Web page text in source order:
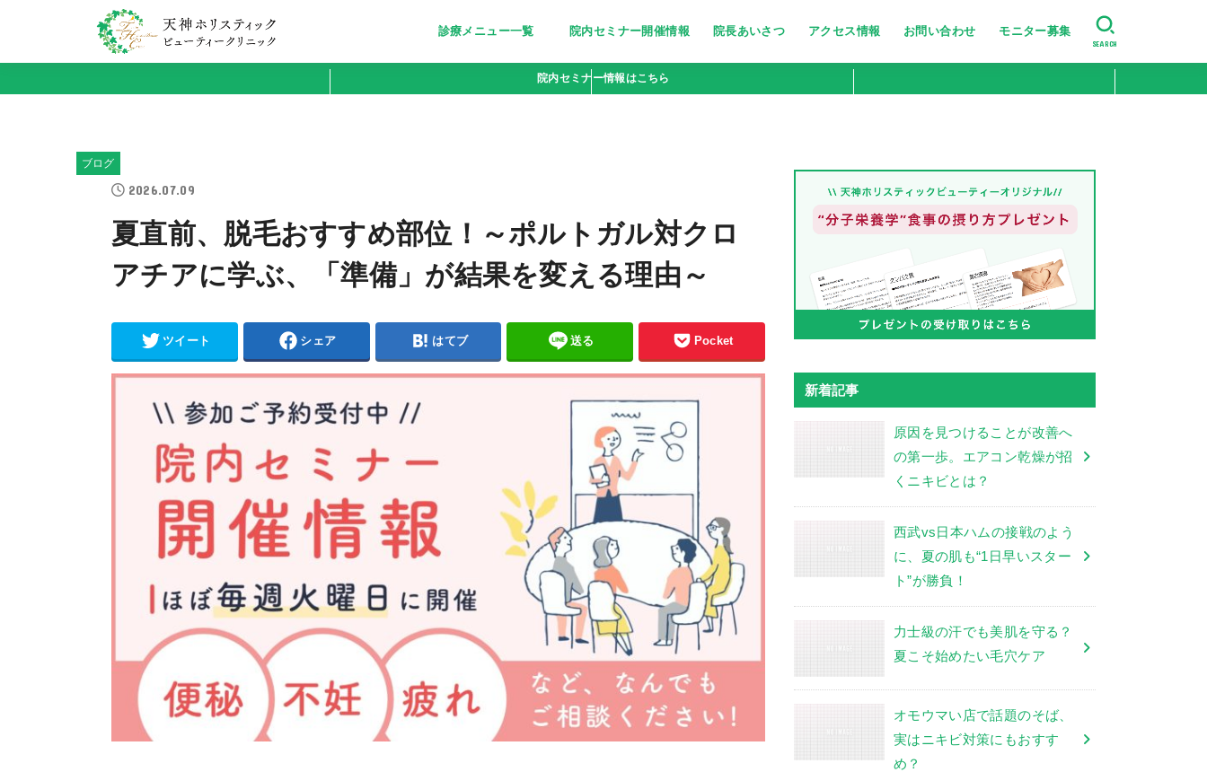
診療メニュー一覧
美しく清潔な印象に～医療脱毛～
栄養療法［分子栄養学外来］
妊活サポート
忙しい女性の美の追求に～トリニ
ピーリング〜小じわ・くすみにお
若々しい輝きをいつまでも～高濃
点滴bar [ビタミン注射・点滴］
疲れやすい体に栄養を～にんにく
院内セミナー開催情報 院長あいさつ アクセス情報 お問い合わせ モニター募集
美肌・肌のハリ艶
たるみ・シワ改善
ニキビ跡・小じわ改善
肌の引き締め
ニキビ・シミ・肝斑改善
SEARCH
院内セミナー情報はこちら
ブログ
2026.07.09
夏直前、脱毛おすすめ部位！～ポルトガル対クロ
アチアに学ぶ、「準備」が結果を変える理由～
ツイート シェア はてブ 送る Pocket
新着記事
原因を見つけることが改善へ
の第一歩。エアコン乾燥が招
くニキビとは？
西武vs日本ハムの接戦のよう
に、夏の肌も“1日早いスター
ト”が勝負！
力士級の汗でも美肌を守る？
夏こそ始めたい毛穴ケア
オモウマい店で話題のそば、
実はニキビ対策にもおすす
め？